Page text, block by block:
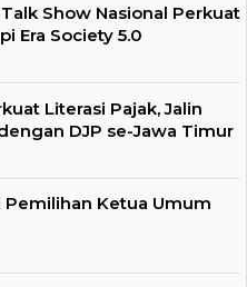
Show Nasional Perkuat
Era Society 5.0
Literasi Pajak, Jalin
DJP se-Jawa Timur
Ketua Umum